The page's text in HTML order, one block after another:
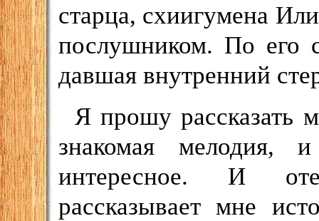
старца, схиигумена
послушником. По его
давшая внутренний
Я прошу рассказать
знакомая
интересное. И
рассказывает мне